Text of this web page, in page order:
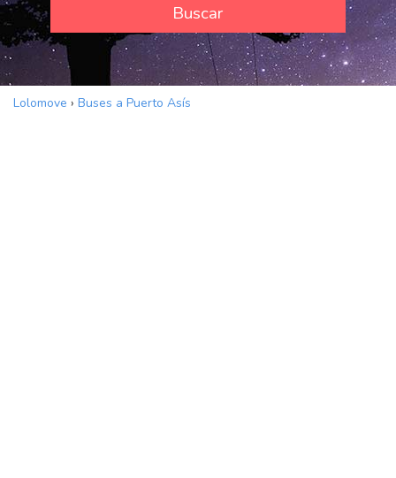
Buscar
Lolomove › Buses a Puerto Asís